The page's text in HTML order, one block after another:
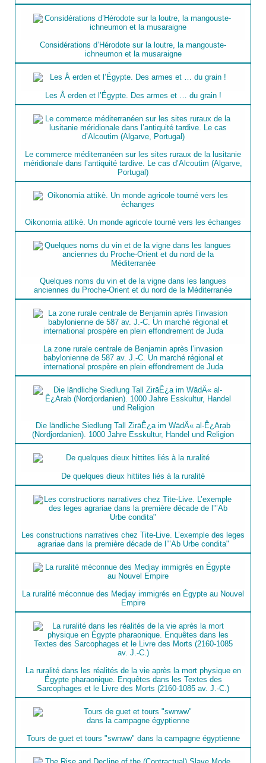
Considérations d’Hérodote sur la loutre, la mangouste-
ichneumon et la musaraigne
Les Å erden et l’Égypte. Des armes et … du grain !
Le commerce méditerranéen sur les sites ruraux de la lusitanie
méridionale dans l’antiquité tardive. Le cas d’Alcoutim (Algarve,
Portugal)
Oikonomia attikè. Un monde agricole tourné vers les échanges
Quelques noms du vin et de la vigne dans les langues
anciennes du Proche-Orient et du nord de la Méditerranée
La zone rurale centrale de Benjamin après l’invasion
babylonienne de 587 av. J.-C. Un marché régional et
international prospère en plein effondrement de Juda
Die ländliche Siedlung Tall ZirāÊ¿a im WādÄ« al-Ê¿Arab
(Nordjordanien). 1000 Jahre Esskultur, Handel und Religion
De quelques dieux hittites liés à la ruralité
Les constructions narratives chez Tite-Live. L’exemple des leges
agrariae dans la première décade de l’"Ab Urbe condita"
La ruralité méconnue des Medjay immigrés en Égypte au Nouvel
Empire
La ruralité dans les réalités de la vie après la mort physique en
Égypte pharaonique. Enquêtes dans les Textes des
Sarcophages et le Livre des Morts (2160-1085 av. J.-C.)
Tours de guet et tours "swnww" dans la campagne égyptienne